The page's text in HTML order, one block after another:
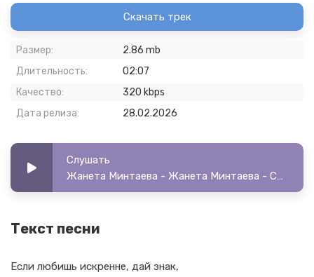
Скачать трек
Размер:
2.86 mb
Длительность:
02:07
Качество:
320 kbps
Дата релиза:
28.02.2026
Слушать
Жанета Минтаева - Жанета Минтаева - Сделай шаг
Текст песни
Если любишь искренне, дай знак,